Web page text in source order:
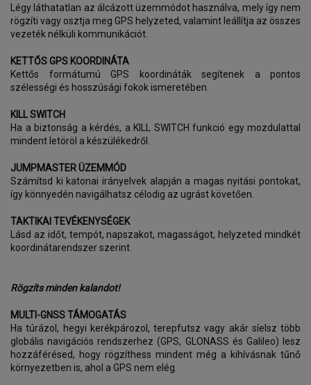
Légy láthatatlan az álcázott üzemmódot használva, mely így nem
rögzíti vagy osztja meg GPS helyzeted, valamint leállítja az összes
vezeték nélküli kommunikációt.
KETTŐS GPS KOORDINÁTA
Kettős formátumú GPS koordináták segítenek a pontos
szélességi és hosszúsági fokok ismeretében.
KILL SWITCH
Ha a biztonság a kérdés, a KILL SWITCH funkció egy mozdulattal
mindent letöröl a készülékedről.
JUMPMASTER ÜZEMMÓD
Számítsd ki katonai irányelvek alapján a magas nyitási pontokat,
így könnyedén navigálhatsz célodig az ugrást követően.
TAKTIKAI TEVÉKENYSÉGEK
Lásd az időt, tempót, napszakot, magasságot, helyzeted mindkét
koordinátarendszer szerint.
Rögzíts minden kalandot!
MULTI-GNSS TÁMOGATÁS
Ha túrázol, hegyi kerékpározol, terepfutsz vagy akár síelsz több
globális navigációs rendszerhez (GPS, GLONASS és Galileo) lesz
hozzáférésed, hogy rögzíthess mindent még a kihívásnak tűnő
környezetben is, ahol a GPS nem elég.